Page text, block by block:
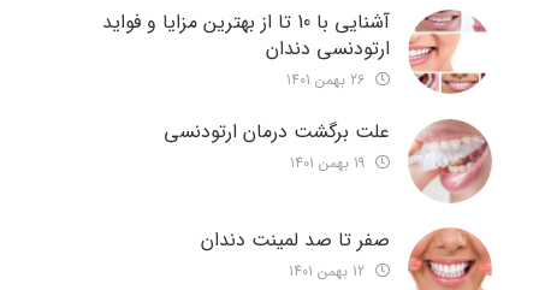
آشنایی با 10 تا از بهترین مزایا و فواید
ارتودنسی دندان
علت برگشت درمان ارتودنسی
صفر تا صد لمینت دندان